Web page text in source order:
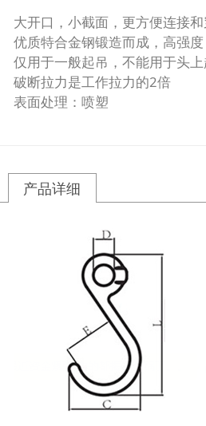
大开口，小截面，更方便连接和
优质特合金钢锻造而成，高强
仅用于一般起吊，不能用于头
破断拉力是工作拉力的2倍
表面处理：喷塑
产品详细